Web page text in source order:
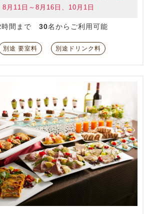
8月11日～8月16日、10月1日
時間まで 30名からご利用可能
別途 要室料 別途ドリンク料